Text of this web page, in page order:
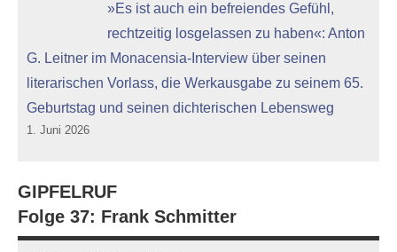
»Es ist auch ein befreiendes Gefühl,
rechtzeitig losgelassen zu haben«: Anton
G. Leitner im Monacensia-Interview über seinen
literarischen Vorlass, die Werkausgabe zu seinem 65.
Geburtstag und seinen dichterischen Lebensweg
1. Juni 2026
GIPFELRUF
Folge 37: Frank Schmitter